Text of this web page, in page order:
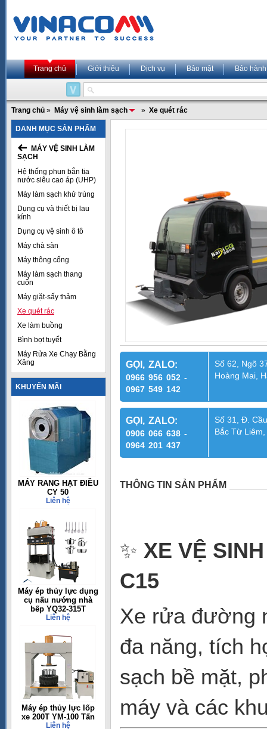
Trang chủ Giới thiệu Dịch vụ Bảo mật Bảo hành
Trang chủ » Máy vệ sinh làm sạch » Xe quét rác
DANH MỤC SẢN PHẨM
MÁY VỆ SINH LÀM
SẠCH
Hệ thống phun bắn tia
nước siêu cao áp (UHP)
Máy làm sạch khử trùng
Dụng cụ và thiết bị lau
kính
Dụng cụ vệ sinh ô tô
Máy chà sàn
Máy thông cống
Máy làm sạch thang
cuốn
Máy giặt-sấy thảm
Xe quét rác
Xe làm buồng
Bình bọt tuyết
Máy Rửa Xe Chạy Bằng
Xăng
KHUYẾN MÃI
MÁY RANG HẠT ĐIỀU
CY 50
Liên hệ
Máy ép thủy lực dụng
cụ nấu nướng nhà
bếp YQ32-315T
Liên hệ
Máy ép thủy lực lốp
xe 200T YM-100 Tấn
Liên hệ
GỌI, ZALO:
0966 956 052 -
0967 549 142
Số 62, Ngõ
Hoàng Mai,
GỌI, ZALO:
0906 066 638 -
0964 201 437
Số 31, Đ.
Bắc Từ
THÔNG TIN SẢN PHẨM
✨ XE VỆ
C15
Xe rửa đường
đa năng, tích
sạch bề mặt,
máy và các